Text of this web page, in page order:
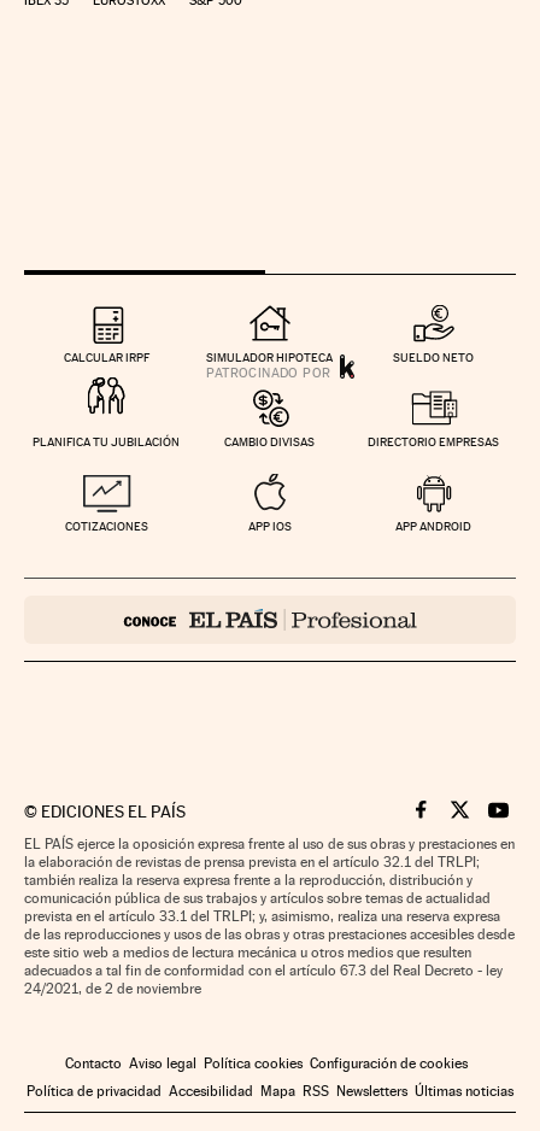
CALCULAR IRPF SIMULADOR HIPOTECA SUELDO NETO
PLANIFICA TU JUBILACIÓN CAMBIO DIVISAS DIRECTORIO EMPRESAS
COTIZACIONES APP IOS APP ANDROID
© EDICIONES EL PAÍS Cinco Días en
Cinco Días
Cinco
EL PAÍS ejerce la oposición expresa frente al uso de sus obras y prestaciones en
la elaboración de revistas de prensa prevista en el artículo 32.1 del TRLPI;
también realiza la reserva expresa frente a la reproducción, distribución y
comunicación pública de sus trabajos y artículos sobre temas de actualidad
prevista en el artículo 33.1 del TRLPI; y, asimismo, realiza una reserva expresa
de las reproducciones y usos de las obras y otras prestaciones accesibles desde
este sitio web a medios de lectura mecánica u otros medios que resulten
adecuados a tal fin de conformidad con el artículo 67.3 del Real Decreto - ley
24/2021, de 2 de noviembre
Contacto Aviso legal Política cookies Configuración de cookies
Política de privacidad Accesibilidad Mapa RSS Newsletters Últimas noticias